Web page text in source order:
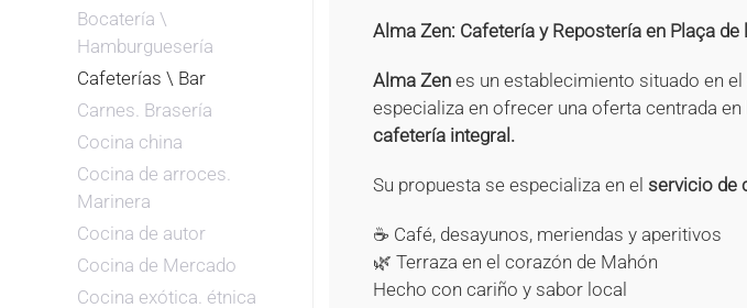
Bocatería \
Hamburguesería
Cafeterías \ Bar
Carnes. Brasería
Cocina china
Cocina de arroces.
Marinera
Cocina de autor
Cocina de Mercado
Cocina exótica. étnica
Alma Zen: Cafetería y Repostería en Plaça de
Alma Zenes un establecimiento situado en el
especializa en ofrecer una oferta centrada en
cafetería integral.
Su propuesta se especializa en el servicio de
☕ Café, desayunos, meriendas y aperitivos
🌿 Terraza en el corazón de Mahón
Hecho con cariño y sabor local